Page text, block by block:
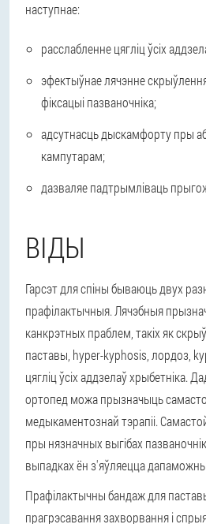
наступнае:
расслабленне цягліц ўсіх
эфектыўнае лячэнне
фіксацыі пазваночніка;
адсутнасць дыскамфорту пры
кампутарам;
дазваляе падтрымліваць
ВІДЫ
Гарсэт для спіны бываюць двух
прафілактычныя. Лячэбныя
канкрэтных праблем, такіх як
паставы, hyper-kyphosis, лордоз,
цягліц ўсіх аддзелаў хрыбетніка.
ортопед можа прызначыць
медыкаментознай тэрапіі.
пры нязначных выгібах
выпадках ён з'яўляецца
Прафілактычны бандаж для
прагрэсавання захворвання і